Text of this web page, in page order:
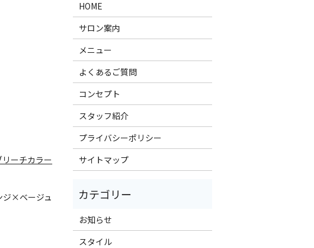
リーチカラー
×ベージュ
HOME
サロン案内
メニュー
よくあるご質問
コンセプト
スタッフ紹介
プライバシーポリシー
サイトマップ
お知らせ
スタイル